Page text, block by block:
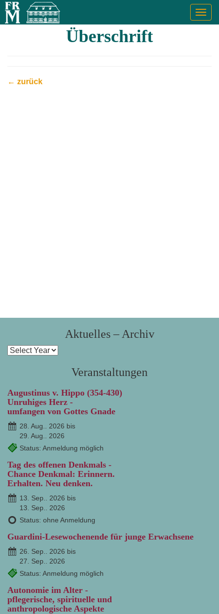
Überschrift
← zurück
Aktuelles – Archiv
Veranstaltungen
Augustinus v. Hippo (354-430)
Unruhiges Herz -
umfangen von Gottes Gnade
28. Aug.. 2026 bis
29. Aug.. 2026
Status: Anmeldung möglich
Tag des offenen Denkmals -
Chance Denkmal: Erinnern.
Erhalten. Neu denken.
13. Sep.. 2026 bis
13. Sep.. 2026
Status: ohne Anmeldung
Guardini-Lesewochenende für junge Erwachsene
26. Sep.. 2026 bis
27. Sep.. 2026
Status: Anmeldung möglich
Autonomie im Alter -
pflegerische, spirituelle und
anthropologische Aspekte